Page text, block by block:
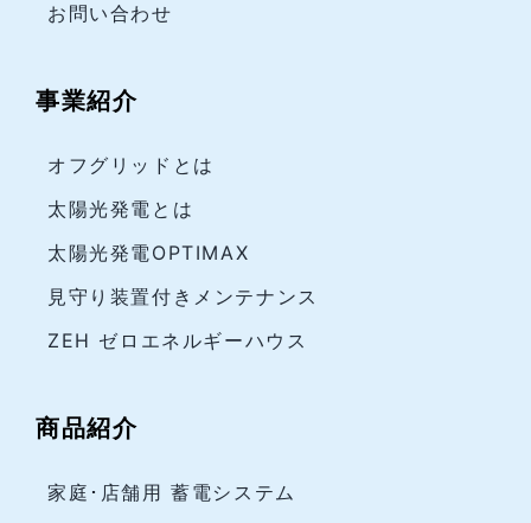
お問い合わせ
事業紹介
オフグリッドとは
太陽光発電とは
太陽光発電OPTIMAX
見守り装置付きメンテナンス
ZEH ゼロエネルギーハウス
商品紹介
家庭･店舗用 蓄電システム